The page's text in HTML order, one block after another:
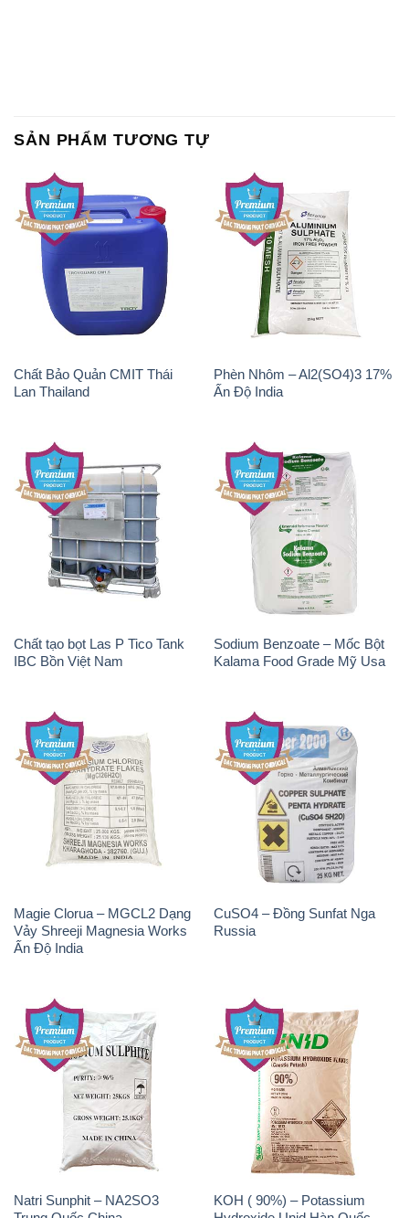
Chất Bảo Quản CMIT Thái
Lan Thailand
Phèn Nhôm – Al2(SO4)3 17%
Ấn Độ India
Chất tạo bọt Las P Tico Tank
IBC Bồn Việt Nam
Sodium Benzoate – Mốc Bột
Kalama Food Grade Mỹ Usa
Magie Clorua – MGCL2 Dạng
Vảy Shreeji Magnesia Works
Ấn Độ India
CuSO4 – Đồng Sunfat Nga
Natri Sunphit – NA2SO3
Trung Quốc China
KOH ( 90%) – Potassium
Hydroxide Unid Hàn Quốc